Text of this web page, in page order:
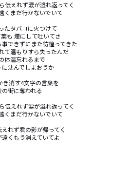
伝えれず涙が溢れ返ってく
くまだ行かないでいて
たタバコに火つけて
も 煙にして吐いてさ
できずにまた彷徨ってきた
て温もりすら失ったんだ
体温忘れるまで
に沈んでしまおうか
き消す4文字の言葉を
の街に奪われる
伝えれず涙が溢れ返ってく
くまだ行かないでいて
れず君の影が帰ってく
くもう消えていてよ